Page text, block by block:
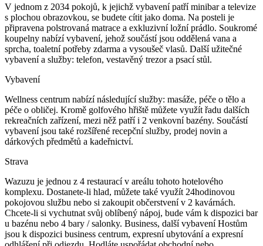
V jednom z 2034 pokojů, k jejichž vybavení patří minibar a televize
s plochou obrazovkou, se budete cítit jako doma. Na posteli je
připravena polstrovaná matrace a exkluzivní ložní prádlo. Soukromé
koupelny nabízí vybavení, jehož součástí jsou oddělená vana a
sprcha, toaletní potřeby zdarma a vysoušeč vlasů. Další užitečné
vybavení a služby: telefon, vestavěný trezor a psací stůl.
Vybavení
Wellness centrum nabízí následující služby: masáže, péče o tělo a
péče o obličej. Kromě golfového hřiště můžete využít řadu dalších
rekreačních zařízení, mezi něž patří i 2 venkovní bazény. Součástí
vybavení jsou také rozšířené recepční služby, prodej novin a
dárkových předmětů a kadeřnictví.
Strava
Wazuzu je jednou z 4 restaurací v areálu tohoto hotelového
komplexu. Dostanete-li hlad, můžete také využít 24hodinovou
pokojovou službu nebo si zakoupit občerstvení v 2 kavárnách.
Chcete-li si vychutnat svůj oblíbený nápoj, bude vám k dispozici bar
u bazénu nebo 4 bary / salonky. Business, další vybavení Hostům
jsou k dispozici business centrum, expresní ubytování a expresní